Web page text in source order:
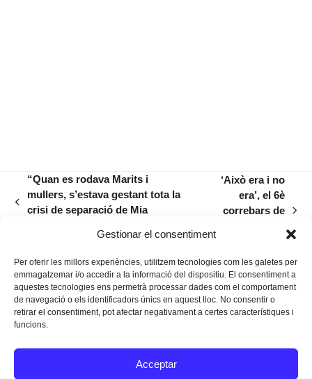
Gestionar el consentiment
Per oferir les millors experiències, utilitzem tecnologies com les galetes per
emmagatzemar i/o accedir a la informació del dispositiu. El consentiment a
aquestes tecnologies ens permetrà processar dades com el comportament
de navegació o els identificadors únics en aquest lloc. No consentir o
retirar el consentiment, pot afectar negativament a certes característiques i
funcions.
Acceptar
previous
“Quan es rodava Marits i
mullers, s’estava gestant tota la
crisi de separació de Mia
post:
‘Això era i no
era’, el 6è
correbars de
Instagram
Facebook
Twitter
Texts Legals